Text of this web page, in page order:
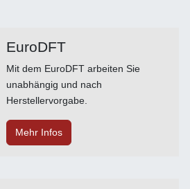
EuroDFT
Mit dem EuroDFT arbeiten Sie
unabhängig und nach
Herstellervorgabe.
Mehr Infos